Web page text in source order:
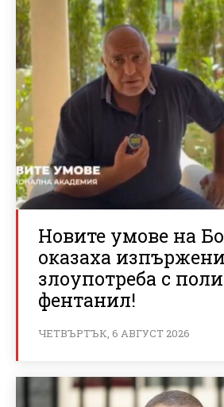
Новите умове на
оказаха
злоупотреба с
фентанил!
ЧЕТВЪРТЪК, 6 АВГУСТ 2026